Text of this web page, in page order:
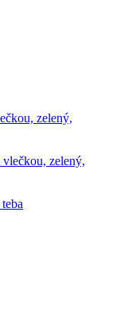
zelený,